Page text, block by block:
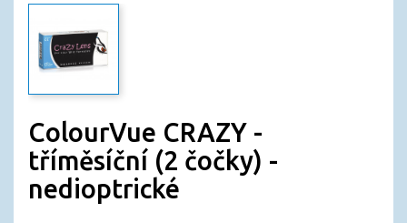
ColourVue CRAZY -
tříměsíční (2 čočky) -
nedioptrické